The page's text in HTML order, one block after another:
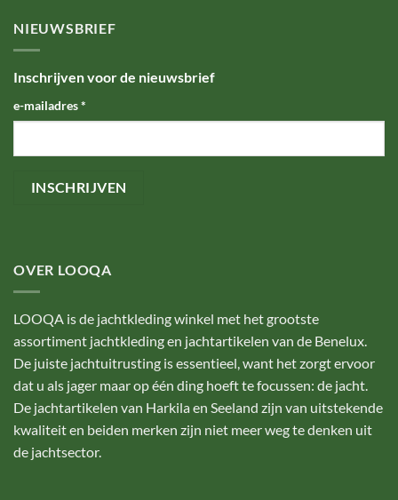
NIEUWSBRIEF
Inschrijven voor de nieuwsbrief
e-mailadres*
OVER LOOQA
LOOQA is de jachtkleding winkel met het grootste
assortiment jachtkleding en jachtartikelen van de Benelux.
De juiste jachtuitrusting is essentieel, want het zorgt ervoor
dat u als jager maar op één ding hoeft te focussen: de jacht.
De jachtartikelen van Harkila en Seeland zijn van uitstekende
kwaliteit en beiden merken zijn niet meer weg te denken uit
de jachtsector.